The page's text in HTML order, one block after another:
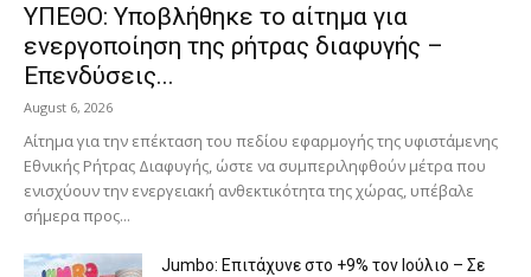
ΥΠΕΘΟ: Υποβλήθηκε το αίτημα για
ενεργοποίηση της ρήτρας διαφυγής –
Επενδύσεις...
August 6, 2026
Αίτημα για την επέκταση του πεδίου εφαρμογής της υφιστάμενης
Εθνικής Ρήτρας Διαφυγής, ώστε να συμπεριληφθούν μέτρα που
ενισχύουν την ενεργειακή ανθεκτικότητα της χώρας, υπέβαλε
σήμερα προς...
Jumbo: Επιτάχυνε στο +9% τον Ιούλιο – Σε